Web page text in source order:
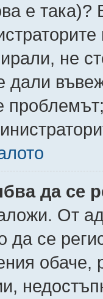
е така)?
не
дали
да се
От
се
обаче,